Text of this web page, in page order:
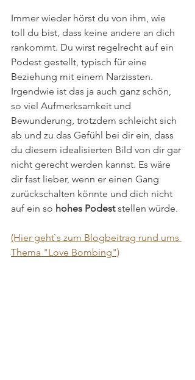
Immer wieder hörst du von ihm, wie
toll du bist, dass keine andere an dich
rankommt. Du wirst regelrecht auf ein
Podest gestellt, typisch für eine
Beziehung mit einem Narzissten.
Irgendwie ist das ja auch ganz schön,
so viel Aufmerksamkeit und
Bewunderung, trotzdem schleicht sich
ab und zu das Gefühl bei dir ein, dass
du diesem idealisierten Bild von dir gar
nicht gerecht werden kannst. Es wäre
dir fast lieber, wenn er einen Gang
zurückschalten könnte und dich nicht
auf ein so hohes Podest stellen würde.
(Hier geht`s zum Blogbeitrag rund ums
Thema "Love Bombing")